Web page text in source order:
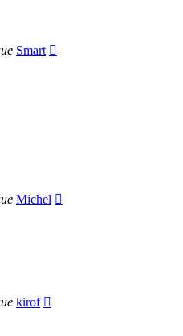
Smart
Michel
kirof